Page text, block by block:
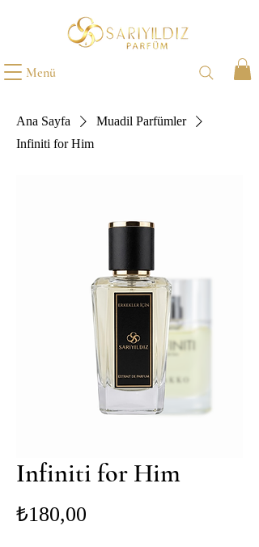
Menü
Ana Sayfa
Muadil Parfümler
Infiniti for Him
Infiniti for Him
₺180,00